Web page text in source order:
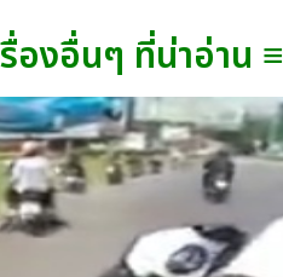
องอื่นๆ ที่น่าอ่าน ≡